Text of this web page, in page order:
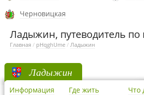
Черновицкая
Ладыжин, путеводитель по
Главная / pHqghUme / Ладыжин
Ладыжин
Информация Где жить Что